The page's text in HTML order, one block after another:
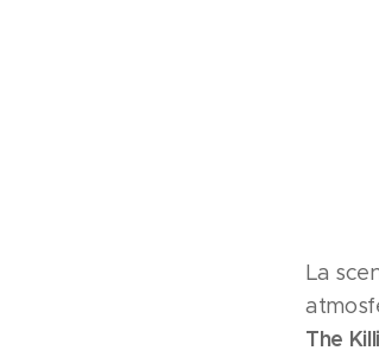
La
The